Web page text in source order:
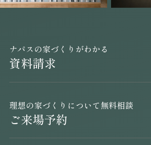
ナパスの家づくりがわかる
資料請求
理想の家づくりについて無料相談
ご来場予約